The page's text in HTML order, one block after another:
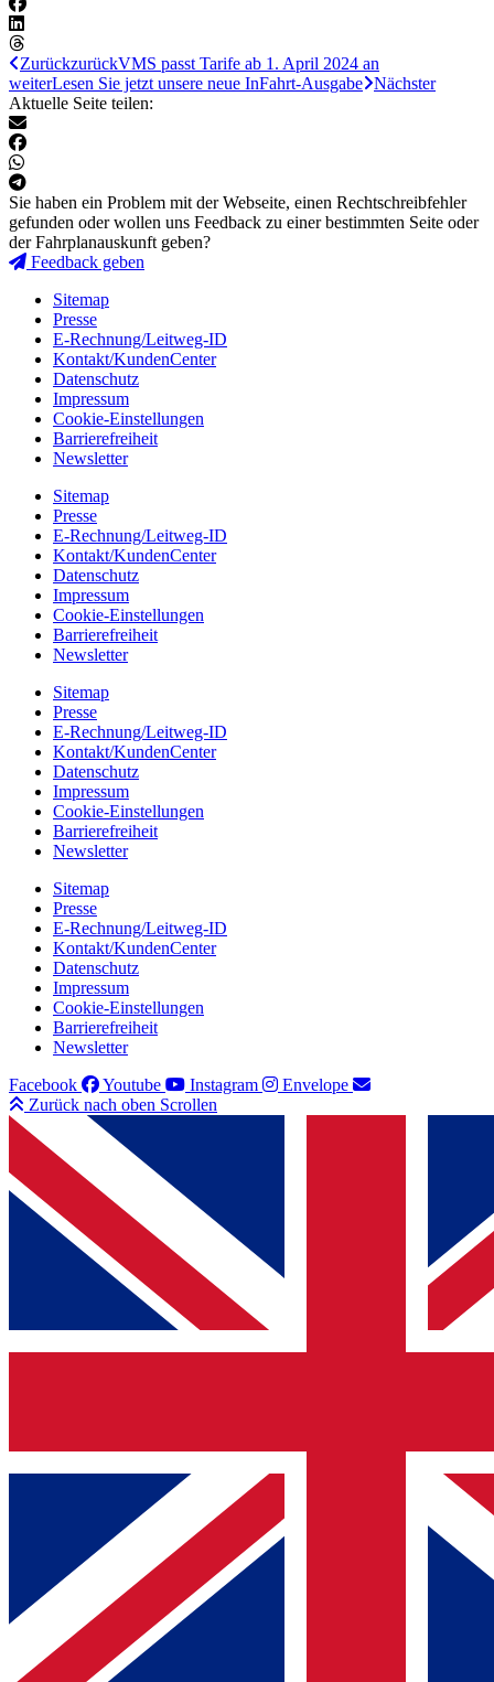
ZurückzurückVMS passt Tarife ab 1. April 2024 an
weiterLesen Sie jetzt unsere neue InFahrt-Ausgabe Nächster
Aktuelle Seite teilen:
Sie haben ein Problem mit der Webseite, einen Rechtschreibfehler
gefunden oder wollen uns Feedback zu einer bestimmten Seite oder
der Fahrplanauskunft geben?
Feedback geben
Sitemap
Presse
E-Rechnung/Leitweg-ID
Kontakt/KundenCenter
Datenschutz
Impressum
Cookie-Einstellungen
Barrierefreiheit
Newsletter
Sitemap
Presse
E-Rechnung/Leitweg-ID
Kontakt/KundenCenter
Datenschutz
Impressum
Cookie-Einstellungen
Barrierefreiheit
Newsletter
Sitemap
Presse
E-Rechnung/Leitweg-ID
Kontakt/KundenCenter
Datenschutz
Impressum
Cookie-Einstellungen
Barrierefreiheit
Newsletter
Sitemap
Presse
E-Rechnung/Leitweg-ID
Kontakt/KundenCenter
Datenschutz
Impressum
Cookie-Einstellungen
Barrierefreiheit
Newsletter
Facebook
Youtube Instagram
Envelope
Zurück nach oben Scrollen